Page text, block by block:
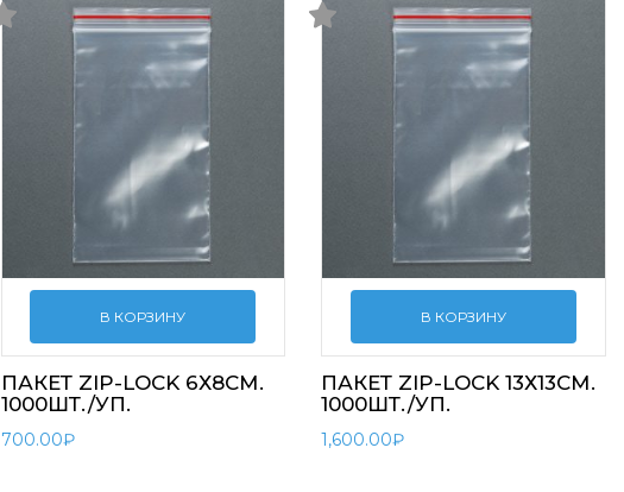
В КОРЗИНУ
ПАКЕТ ZIP-LOCK 6Х8СМ.
1000ШТ./УП.
700.00₽
В КОРЗИНУ
ПАКЕТ ZIP-LOCK 13Х13СМ.
1000ШТ./УП.
1,600.00₽